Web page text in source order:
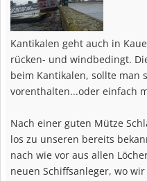
Kantikalen geht auch in
rücken- und windbedingt.
beim Kantikalen, sollte man
vorenthalten...oder einfach
Nach einer guten Mütze
los zu unseren bereits
nach wie vor aus allen
neuen Schiffsanleger, wo